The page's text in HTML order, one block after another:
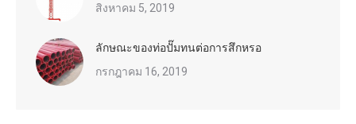
สิงหาคม 5, 2019
ลักษณะของท่อปั๊มทนต่อการสึกหรอ
กรกฎาคม 16, 2019